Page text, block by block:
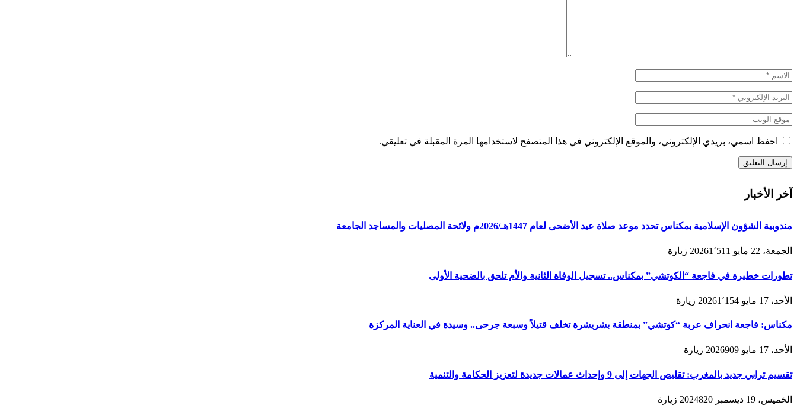
احفظ اسمي، بريدي الإلكتروني، والموقع الإلكتروني في هذا المتصفح لاستخدامها المرة المقبلة في تعليقي.
آخر الأخبار
مندوبية الشؤون الإسلامية بمكناس تحدد موعد صلاة عيد الأضحى لعام 1447هـ/2026م ولائحة المصليات والمساجد الجامعة
الجمعة، 22 مايو 2026 1٬511 زيارة
تطورات خطيرة في فاجعة “الكوتشي” بمكناس.. تسجيل الوفاة الثانية والأم تلحق بالضحية الأولى
الأحد، 17 مايو 2026 1٬154 زيارة
مكناس: فاجعة انحراف عربة “كوتشي” بمنطقة بشريشرة تخلف قتيلاً وسبعة جرحى.. وسيدة في العناية المركزة
الأحد، 17 مايو 2026 909 زيارة
تقسيم ترابي جديد بالمغرب: تقليص الجهات إلى 9 وإحداث عمالات جديدة لتعزيز الحكامة والتنمية
الخميس، 19 ديسمبر 2024 820 زيارة